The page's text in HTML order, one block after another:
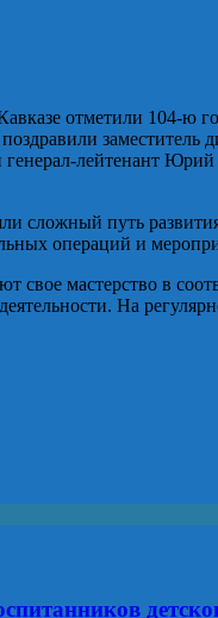
отметили 104-ю
лейтенант
сложный путь
операций и
мастерство в
На